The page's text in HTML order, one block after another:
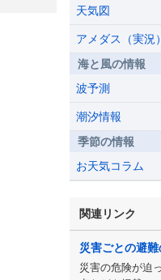
天気図
アメダス（実況）
海と風の情報
波予測
潮汐情報
季節の情報
お天気コラム
関連リンク
災害ごとの避
災害の危険が迫